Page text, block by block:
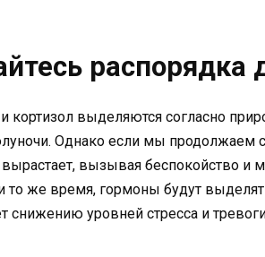
распорядка
кортизол выделяются согласно
Однако если мы продолжаем
вырастает, вызывая беспокойство и
то же время, гормоны будут
снижению уровней стресса и